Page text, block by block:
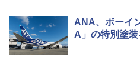
ANA、ボーイ
A」の特別塗